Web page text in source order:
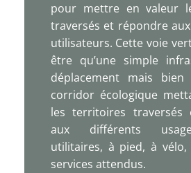
pour mettre en valeur
traversés et répondre
utilisateurs. Cette voie
être qu’une simple
déplacement mais
corridor écologique
les territoires traversés
aux différents
utilitaires, à pied, à vélo,
services attendus.